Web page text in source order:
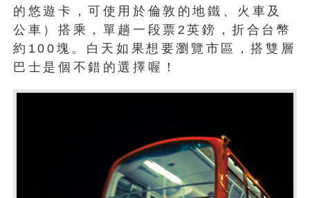
的悠遊卡，可使用於倫敦的地鐵、火車及
公車）搭乘，單趟一段票2英鎊，折合台幣
約100塊。白天如果想要瀏覽市區，搭雙層
巴士是個不錯的選擇喔！